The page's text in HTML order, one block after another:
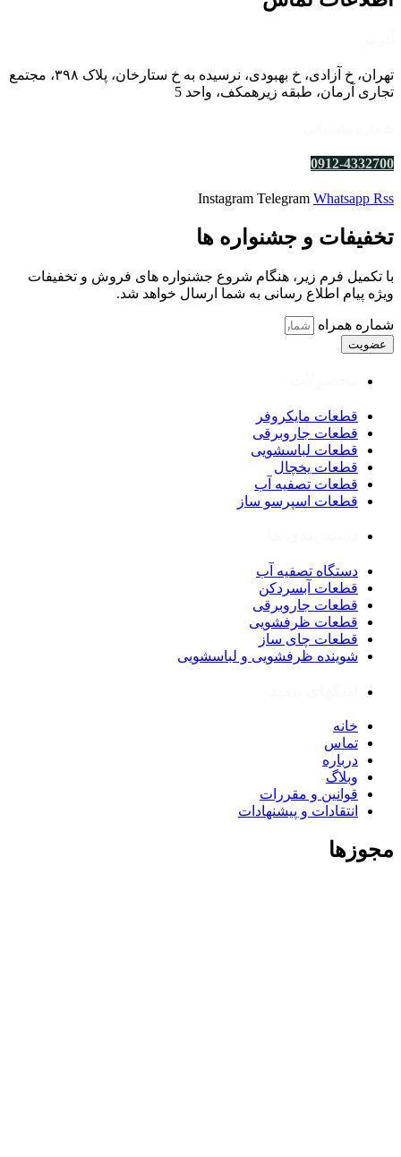
تهران، خ آزادی، خ بهبودی، نرسیده به خ ستارخان، پلاک ۳۹۸، مجتمع
تجاری آرمان، طبقه زیرهمکف، واحد 5
0912-4332700
Instagram Telegram Whatsapp Rss
تخفیفات و جشنواره ها
با تکمیل فرم زیر، هنگام شروع جشنواره های فروش و تخفیفات
ویژه پیام اطلاع رسانی به شما ارسال خواهد شد.
شماره همراه
عضویت
قطعات مایکروفر
قطعات جاروبرقی
قطعات لباسشویی
قطعات یخچال
قطعات تصفیه آب
قطعات اسپرسو ساز
دستگاه تصفیه آب
قطعات آبسردکن
قطعات جاروبرقی
قطعات ظرفشویی
قطعات چای ساز
شوینده ظرفشویی و لباسشویی
خانه
تماس
درباره
وبلاگ
قوانین و مقررات
انتقادات و پیشنهادات
مجوزها